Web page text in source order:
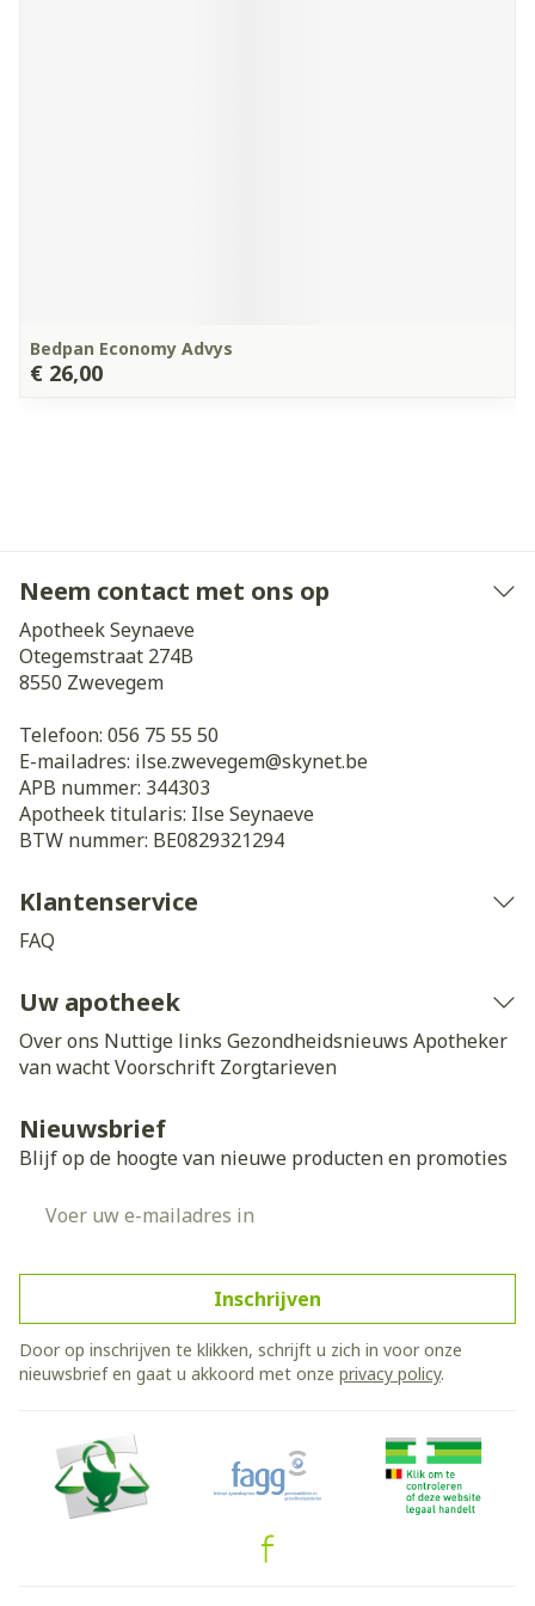
Bedpan Economy Advys
€ 26,00
Neem contact met ons op
Apotheek Seynaeve
Otegemstraat 274B
8550 Zwevegem
Telefoon: 056 75 55 50
E-mailadres: ilse.zwevegem@skynet.be
APB nummer: 344303
Apotheek titularis: Ilse Seynaeve
BTW nummer: BE0829321294
Klantenservice
FAQ
Uw apotheek
Over ons Nuttige links Gezondheidsnieuws Apotheker
van wachtVoorschrift Zorgtarieven
Nieuwsbrief
Blijf op de hoogte van nieuwe producten en promoties
Inschrijven
Door op inschrijven te klikken, schrijft u zich in voor onze
nieuwsbrief en gaat u akkoord met onze privacy policy.